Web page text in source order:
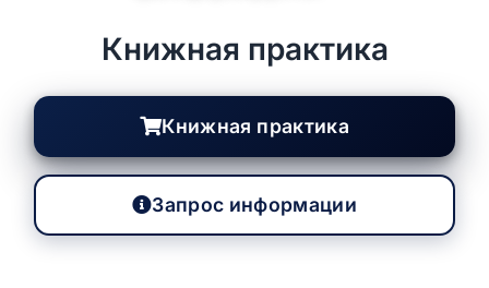
Книжная практика
Книжная практика
Запрос информации